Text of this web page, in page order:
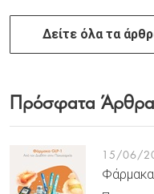
Δείτε όλα τα
Πρόσφατα Άρθρα
15/06/